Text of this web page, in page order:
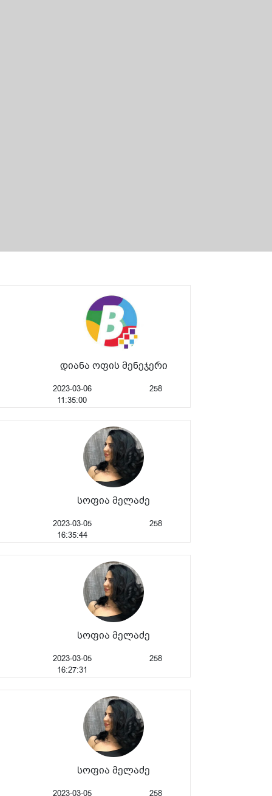
დიანა ოფის მენეჯერი
2023-03-06
11:35:00
258
სოფია მელაძე
2023-03-05
16:35:44
258
სოფია მელაძე
2023-03-05
16:27:31
258
სოფია მელაძე
2023-03-05 258